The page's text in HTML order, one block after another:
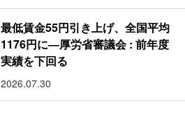
最低賃金55円引き上げ、全国平均
1176円に―厚労省審議会 : 前年度
実績を下回る
2026.07.30